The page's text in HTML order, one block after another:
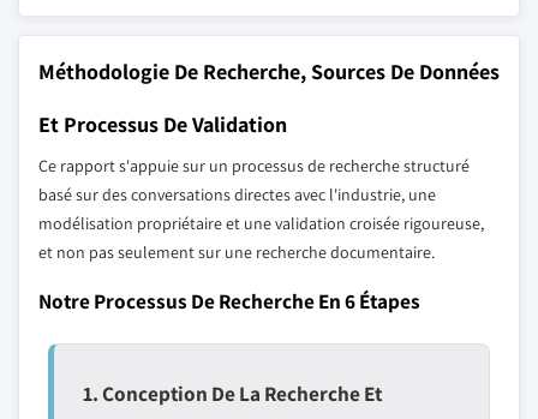
Méthodologie De Recherche, Sources De Données
Et Processus De Validation
Ce rapport s'appuie sur un processus de recherche structuré
basé sur des conversations directes avec l'industrie, une
modélisation propriétaire et une validation croisée rigoureuse,
et non pas seulement sur une recherche documentaire.
Notre Processus De Recherche En 6 Étapes
1. Conception De La Recherche Et